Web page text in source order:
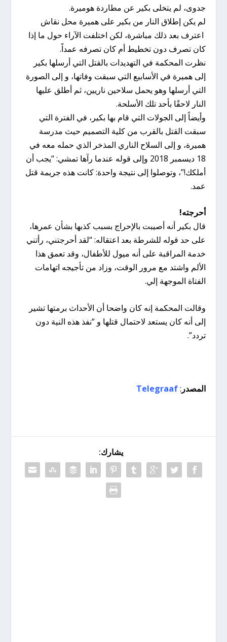
جدوى، لم يتخلى بكير عن مطاردة هوميرة.
لم يكن إطلاق النار من بكير على هميرة محل نقاش
اعترف بعد ذلك مباشرة، لكن اختلفت الآراء حول ما إذا
كان تصرف دون تخطيط أم كان تصرفه عمداً.
نظرت المحكمة في التهديدات بالقتل التي أرسلها بكير
إلى هميرة في الأسابيع التي سبقت وفاتها، و إلى الصورة
التي أرسلها وهو يحمل سلاحين ناريين، ثم أطلق عليها
النار لاحقًا بأحد تلك الأسلحة.
وأيضاً إلى الجولات التي قام بها بكير، في الفترة التي
سبقت القتل بالقرب من كلية التصميم حيث مدرسة
هميرة، و إلى السلاح الناري المذخر الذي حمله معه في
18 ديسمبر 2018 وإلى قوله عندما رآها تمشي: “يجب أن
أملكك!”، وتوصلوا إلى نتيجة واحدة: كانت هذه جريمة قتل
عمد.
أحرجته!
قال بكير أنه أصيبت بالإحراج بسبب كذبها بشأن عمرها،
على حد قوله للشرطة بعد اعتقاله: “لقد أحرجتني، رأتني
خدمة المراقبة على أنه ميول للأطفال، وقد تعمق هذا
الألم واشتد مع مرور الوقت، وزاد من تأجيجه اتهامات
الفتاة الموجهة إلي.
وقالت المحكمة إنه كان واضحا أن الأحداث برمتها تشير
إلى أنه كان يستعد لاحتمال قتلها و “نفذ هذه النية دون
تردد”.
المصدر :
Telegraaf
يشارك: